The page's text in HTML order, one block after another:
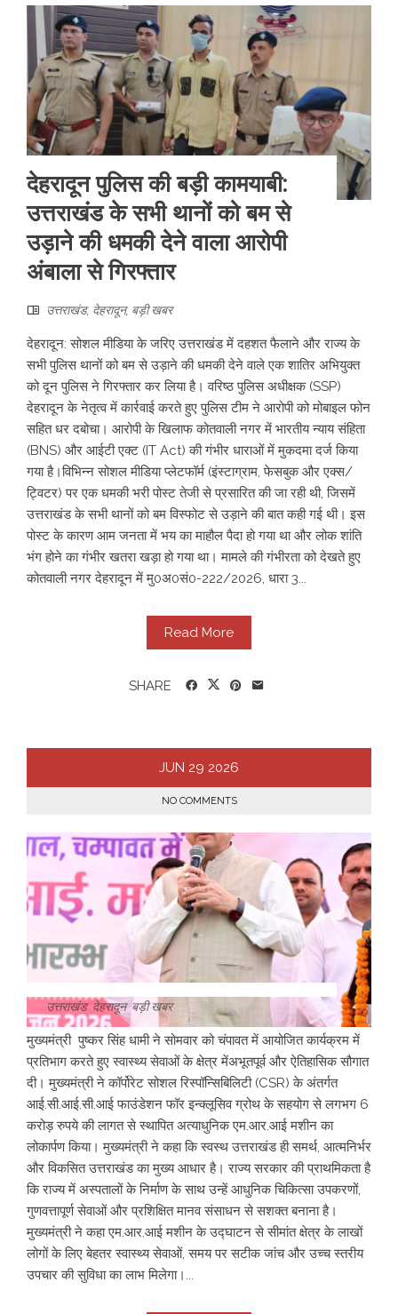
देहरादून पुलिस की बड़ी कामयाबी:
उत्तराखंड के सभी थानों को बम से
उड़ाने की धमकी देने वाला आरोपी
अंबाला से गिरफ्तार
उत्तराखंड, देहरादून, बड़ी खबर
​देहरादून: सोशल मीडिया के जरिए उत्तराखंड में दहशत फैलाने और राज्य के
सभी पुलिस थानों को बम से उड़ाने की धमकी देने वाले एक शातिर अभियुक्त
को दून पुलिस ने गिरफ्तार कर लिया है। वरिष्ठ पुलिस अधीक्षक (SSP)
देहरादून के नेतृत्व में कार्रवाई करते हुए पुलिस टीम ने आरोपी को मोबाइल फोन
सहित धर दबोचा। आरोपी के खिलाफ कोतवाली नगर में भारतीय न्याय संहिता
(BNS) और आईटी एक्ट (IT Act) की गंभीर धाराओं में मुकदमा दर्ज किया
गया है। ​ ​विभिन्न सोशल मीडिया प्लेटफॉर्म (इंस्टाग्राम, फेसबुक और एक्स/
ट्विटर) पर एक धमकी भरी पोस्ट तेजी से प्रसारित की जा रही थी, जिसमें
उत्तराखंड के सभी थानों को बम विस्फोट से उड़ाने की बात कही गई थी। इस
पोस्ट के कारण आम जनता में भय का माहौल पैदा हो गया था और लोक शांति
भंग होने का गंभीर खतरा खड़ा हो गया था। मामले की गंभीरता को देखते हुए
कोतवाली नगर देहरादून में मु0अ0सं0-222/2026, धारा 3...
Read More
SHARE
JUN 29 2026
NO COMMENTS
उत्तराखंड, देहरादून,बड़ी खबर
मुख्यमंत्री पुष्कर सिंह धामी ने सोमवार को चंपावत में आयोजित कार्यक्रम में
प्रतिभाग करते हुए स्वास्थ्य सेवाओं के क्षेत्र मेंअभूतपूर्व और ऐतिहासिक सौगात
दी। मुख्यमंत्री ने कॉर्पोरेट सोशल रिस्पॉन्सिबिलिटी (CSR) के अंतर्गत
आई.सी.आई.सी.आई फाउंडेशन फॉर इन्क्लूसिव ग्रोथ के सहयोग से लगभग 6
करोड़ रुपये की लागत से स्थापित अत्याधुनिक एम.आर.आई मशीन का
लोकार्पण किया। मुख्यमंत्री ने कहा कि स्वस्थ उत्तराखंड ही समर्थ, आत्मनिर्भर
और विकसित उत्तराखंड का मुख्य आधार है। राज्य सरकार की प्राथमिकता है
कि राज्य में अस्पतालों के निर्माण के साथ उन्हें आधुनिक चिकित्सा उपकरणों,
गुणवत्तापूर्ण सेवाओं और प्रशिक्षित मानव संसाधन से सशक्त बनाना है।
मुख्यमंत्री ने कहा एम.आर.आई मशीन के उद्घाटन से सीमांत क्षेत्र के लाखों
लोगों के लिए बेहतर स्वास्थ्य सेवाओं, समय पर सटीक जांच और उच्च स्तरीय
उपचार की सुविधा का लाभ मिलेगा।...